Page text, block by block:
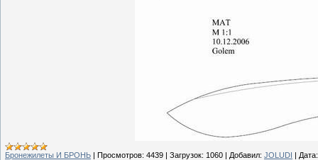
Бронежилеты И БРОНЬ | Просмотров: 4439 | Загрузок: 1060 | Добавил: JOLUDI | Дата: